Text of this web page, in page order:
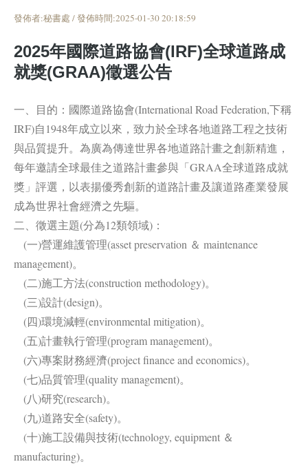
發佈者:秘書處 / 發佈時間:2025-01-30 20:18:59
2025年國際道路協會(IRF)全球道路成
就獎(GRAA)徵選公告
一、目的：國際道路協會(International Road Federation,下稱
IRF)自1948年成立以來，致力於全球各地道路工程之技術
與品質提升。為廣為傳達世界各地道路計畫之創新精進，
每年邀請全球最佳之道路計畫參與「GRAA全球道路成就
獎」評選，以表揚優秀創新的道路計畫及讓道路產業發展
成為世界社會經濟之先驅。
二、徵選主題(分為12類領域)：
(一)營運維護管理(asset preservation ＆ maintenance
management)。
(二)施工方法(construction methodology)。
(三)設計(design)。
(四)環境減輕(environmental mitigation)。
(五)計畫執行管理(program management)。
(六)專案財務經濟(project finance and economics)。
(七)品質管理(quality management)。
(八)研究(research)。
(九)道路安全(safety)。
(十)施工設備與技術(technology, equipment ＆
manufacturing)。